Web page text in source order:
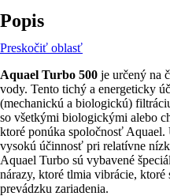
Popis
Preskočiť oblasť
Aquael Turbo 500 je určený na
vody. Tento tichý a energeticky
(mechanickú a biologickú)
so všetkými biologickými alebo
ktoré ponúka spoločnosť Aquael.
vysokú účinnosť pri relatívne
Aquael Turbo sú vybavené
nárazy, ktoré tlmia vibrácie,
prevádzku zariadenia.